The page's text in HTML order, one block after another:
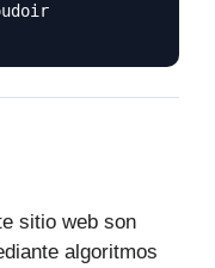
sitio web son
algoritmos